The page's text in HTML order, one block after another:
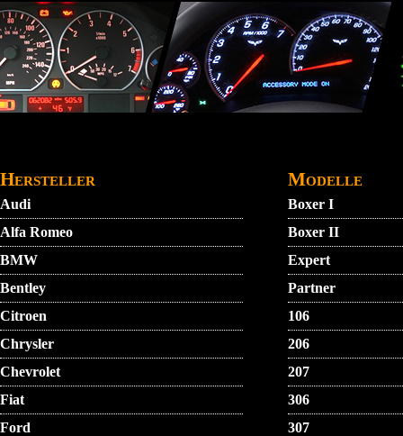
Direkt zum Inhalt
Hersteller
Audi
Alfa Romeo
BMW
Bentley
Citroen
Chrysler
Chevrolet
Fiat
Ford
Modelle
Boxer I
Boxer II
Expert
Partner
106
206
207
306
307